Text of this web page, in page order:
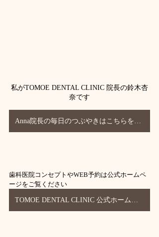
私がTOMOE DENTAL CLINIC 院長の鈴木杏
奈です
Anna院長の毎日のつぶやきはこちらをタップorクリック☝️
歯科医院コンセプトやWEB予約は公式ホームペ
ージをご覧ください
TOMOE DENTAL CLINIC 公式ホームページ